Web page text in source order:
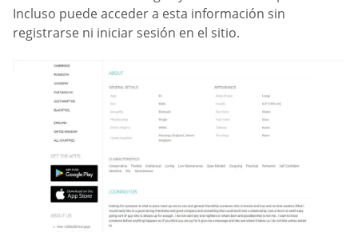
Incluso puede acceder a esta información sin
registrarse ni iniciar sesión en el sitio.